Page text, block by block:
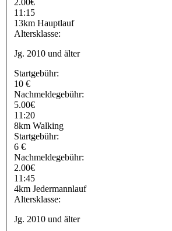
11:15
13km Hauptlauf
Altersklasse:
Jg. 2010 und älter
Startgebühr:
10 €
Nachmeldegebühr:
5.00€
11:20
8km Walking
Startgebühr:
6 €
Nachmeldegebühr:
2.00€
11:45
4km Jedermannlauf
Altersklasse:
Jg. 2010 und älter